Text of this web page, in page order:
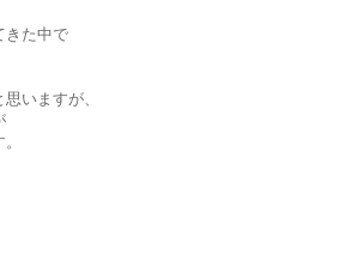
きた中で
いますが、